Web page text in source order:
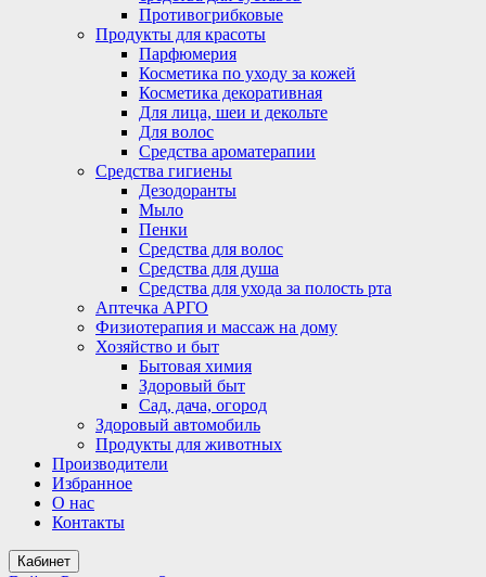
Противогрибковые
Продукты для красоты
Парфюмерия
Косметика по уходу за кожей
Косметика декоративная
Для лица, шеи и декольте
Для волос
Средства ароматерапии
Средства гигиены
Дезодоранты
Мыло
Пенки
Средства для волос
Средства для душа
Средства для ухода за полость рта
Аптечка АРГО
Физиотерапия и массаж на дому
Хозяйство и быт
Бытовая химия
Здоровый быт
Сад, дача, огород
Здоровый автомобиль
Продукты для животных
Производители
Избранное
О нас
Контакты
Кабинет